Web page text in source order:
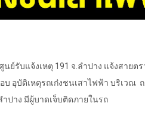
นย์รับแจ้งเหตุ 191 จ.ลำปาง แจ้งสายต
อุบัติเหตุรถเก๋งชนเสาไฟฟ้า บริเวณ ถ
ปาง มีผู้บาดเจ็บติดภายในรถ